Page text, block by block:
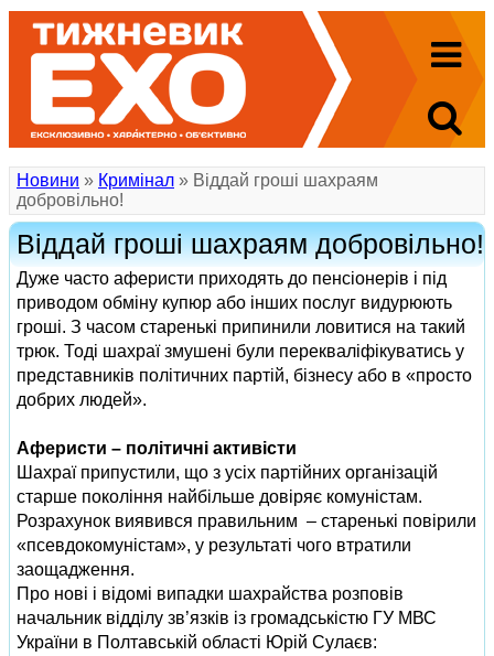
Новини » Кримінал » Віддай гроші шахраям
добровільно!
Віддай гроші шахраям добровільно!
Дуже часто аферисти приходять до пенсіонерів і під
приводом обміну купюр або інших послуг видурюють
гроші. З часом старенькі припинили ловитися на такий
трюк. Тоді шахраї змушені були перекваліфікуватись у
представників політичних партій, бізнесу або в «просто
добрих людей».
Аферисти – політичні активісти
Шахраї припустили, що з усіх партійних організацій
старше покоління найбільше довіряє комуністам.
Розрахунок виявився правильним – старенькі повірили
«псевдокомуніс­там», у результаті чого втратили
заощадження.
Про нові і відомі випадки шахрайства розповів
начальник відділу зв’язків із громадськістю ГУ МВС
України в Полтавській області Юрій Сулаєв: